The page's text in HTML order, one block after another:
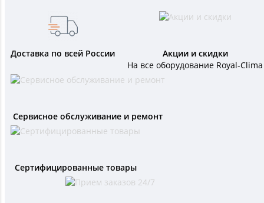
Доставка по всей России
Акции и скидки
На все оборудование Royal-Clima
Сервисное обслуживание и ремонт
Сертифицированные товары